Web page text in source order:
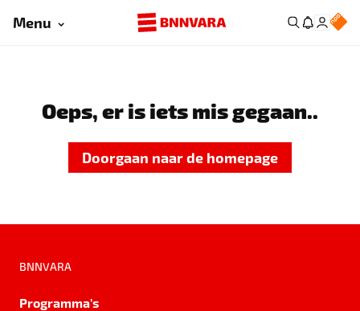
Menu
Oeps, er is iets mis gegaan..
Doorgaan naar de homepage
BNNVARA
Programma's